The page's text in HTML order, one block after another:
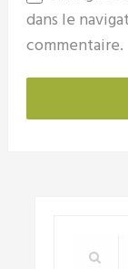
dans le
commentaire.